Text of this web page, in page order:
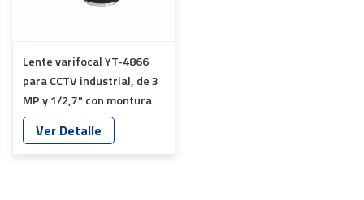
Lente varifocal YT-4866
para CCTV industrial, de 3
MP y 1/2,7" con montura
CS, HD, IR, para monitoreo
de seguridad
Ver Detalle